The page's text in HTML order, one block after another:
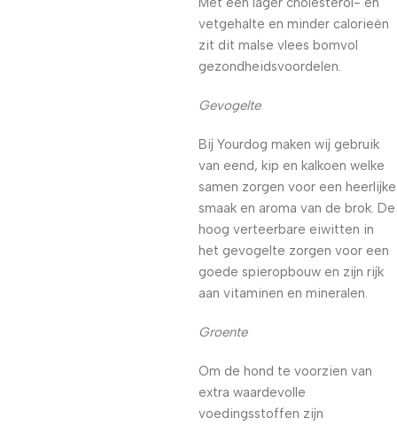
vetgehalte en minder calorieën
zit dit malse vlees bomvol
gezondheidsvoordelen.
Gevogelte
Bij Yourdog maken wij gebruik
van eend, kip en kalkoen welke
samen zorgen voor een heerlijke
smaak en aroma van de brok. De
hoog verteerbare eiwitten in
het gevogelte zorgen voor een
goede spieropbouw en zijn rijk
aan vitaminen en mineralen.
Groente
Om de hond te voorzien van
extra waardevolle
voedingsstoffen zijn